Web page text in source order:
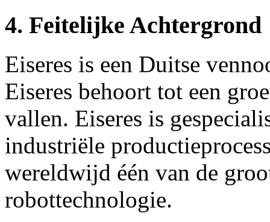
4. Feitelijke Achtergrond
Eiseres is een Duitse
Eiseres behoort tot een
vallen. Eiseres is
industriële
wereldwijd één van de
robottechnologie.